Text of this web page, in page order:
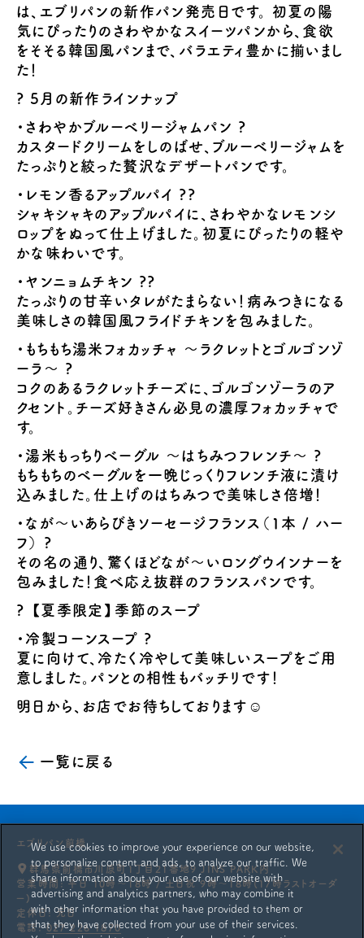
は、エブリパンの新作パン発売日です。 初夏の陽
気にぴったりのさわやかなスイーツパンから、食欲
をそそる韓国風パンまで、バラエティ豊かに揃いまし
た！
? 5月の新作ラインナップ
・さわやかブルーベリージャムパン ?
カスタードクリームをしのばせ、ブルーベリージャムを
たっぷりと絞った贅沢なデザートパンです。
・レモン香るアップルパイ ??
シャキシャキのアップルパイに、さわやかなレモンシ
ロップをぬって仕上げました。初夏にぴったりの軽や
かな味わいです。
・ヤンニョムチキン ??
たっぷりの甘辛いタレがたまらない！病みつきになる
美味しさの韓国風フライドチキンを包みました。
・もちもち湯米フォカッチャ ～ラクレットとゴルゴンゾ
ーラ～ ?
コクのあるラクレットチーズに、ゴルゴンゾーラのア
クセント。チーズ好きさん必見の濃厚フォカッチャで
す。
・湯米もっちりベーグル ～はちみつフレンチ～ ?
もちもちのベーグルを一晩じっくりフレンチ液に漬け
込みました。仕上げのはちみつで美味しさ倍増！
・なが～いあらびきソーセージフランス（1本 / ハー
フ） ?
その名の通り、驚くほどなが〜いロングウインナーを
包みました！食べ応え抜群のフランスパンです。
? 【夏季限定】季節のスープ
・冷製コーンスープ ?
夏に向けて、冷たく冷やして美味しいスープをご用
意しました。パンとの相性もバッチリです！
明日から、お店でお待ちしております☺️
一覧に戻る
エブリパン前橋
群馬県前橋市川原町1丁目21番地9 JINS PARK内
営業時間: 平日 10時〜18時 / 土日祝 9時〜18時(17時ラストオーダ
ー)
定休日: 元日
電話:027 226 1870
We use cookies to improve your experience on our website,
to personalize content and ads, to analyze our traffic. We
share information about your use of our website with
advertising and analytics partners, who may combine it
with other information that you have provided to them or
that they have collected from your use of their services.